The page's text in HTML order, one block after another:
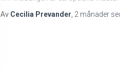
Av Cecilia Prevander 2 månader